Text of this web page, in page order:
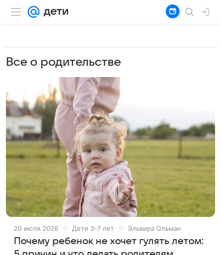
Все о родительстве
20 июля 2026 Дети 3-7 лет Эльвира Ольман
Почему ребенок не хочет гулять летом: